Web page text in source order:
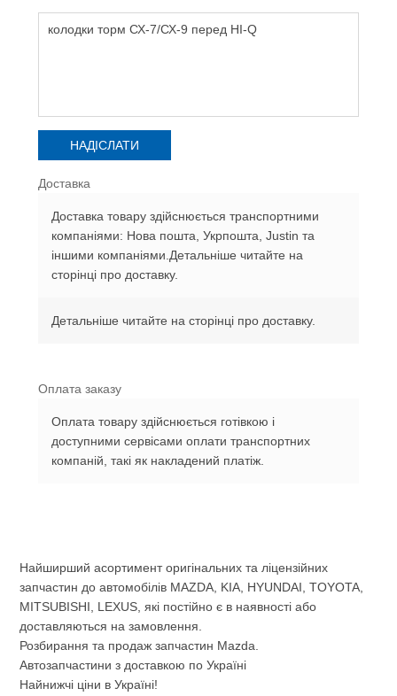
Доставка
Доставка товару здійснюється транспортними
компаніями: Нова пошта, Укрпошта, Justin та
іншими компаніями.Детальніше читайте на
сторінці про доставку.
Детальніше читайте на сторінці про доставку.
Оплата заказу
Оплата товару здійснюється готівкою і
доступними сервісами оплати транспортних
компаній, такі як накладений платіж.
Найширший асортимент оригінальних та ліцензійних
запчастин до автомобілів MAZDA, KIA, HYUNDAI, TOYOTA,
MITSUBISHI, LEXUS, які постійно є в наявності або
доставляються на замовлення.
Розбирання та продаж запчастин Mazda.
Автозапчастини з доставкою по Україні
Найнижчі ціни в Україні!